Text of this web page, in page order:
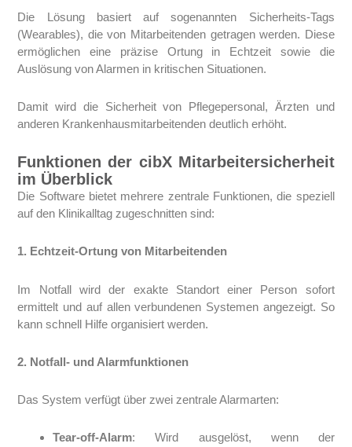
Die Lösung basiert auf sogenannten Sicherheits-Tags
(Wearables), die von Mitarbeitenden getragen werden. Diese
ermöglichen eine präzise Ortung in Echtzeit sowie die
Auslösung von Alarmen in kritischen Situationen.
Damit wird die Sicherheit von Pflegepersonal, Ärzten und
anderen Krankenhausmitarbeitenden deutlich erhöht.
Funktionen der cibX Mitarbeitersicherheit
im Überblick
Die Software bietet mehrere zentrale Funktionen, die speziell
auf den Klinikalltag zugeschnitten sind:
1. Echtzeit-Ortung von Mitarbeitenden
Im Notfall wird der exakte Standort einer Person sofort
ermittelt und auf allen verbundenen Systemen angezeigt. So
kann schnell Hilfe organisiert werden.
2. Notfall- und Alarmfunktionen
Das System verfügt über zwei zentrale Alarmarten:
Tear-off-Alarm: Wird ausgelöst, wenn der